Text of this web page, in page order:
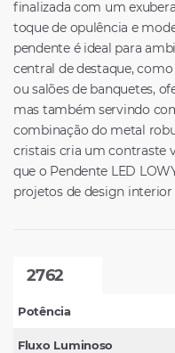
finalizada com um
toque de opulência e
pendente é ideal para
central de destaque,
ou salões de banquetes,
mas também servindo
combinação do metal
cristais cria um contraste
que o Pendente LED
projetos de design interior
2762
Potência
Fluxo Luminoso